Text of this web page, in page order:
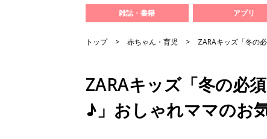
雑誌・書籍 アプリ
トップ 赤ちゃん・育児 ZARAキッズ「冬の
ZARAキッズ「冬の必
♪」おしゃれママのお